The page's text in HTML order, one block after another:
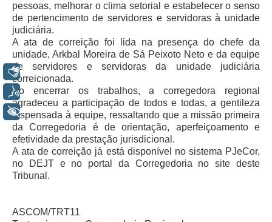
Fale com a Comunicação
Logomarca
Jurisprudência
Consulta Jurisprudencial
Falcão - Busca por Jurisprudência
Pangea - precedentes qualificados
Súmulas
Precedentes e Ações Coletivas
Centro de Inteligência
Assédio Eleitoral
pessoas, melhorar o clima setorial e estabelecer o senso
de pertencimento de servidores e servidoras à unidade
judiciária.
A ata de correição foi lida na presença do chefe da
unidade, Arkbal Moreira de Sá Peixoto Neto e da equipe
de servidores e servidoras da unidade judiciária
correicionada.
Ao encerrar os trabalhos, a corregedora regional
agradeceu a participação de todos e todas, a gentileza
dispensada à equipe, ressaltando que a missão primeira
da Corregedoria é de orientação, aperfeiçoamento e
efetividade da prestação jurisdicional.
A ata de correição já está disponível no sistema PJeCor,
no DEJT e no portal da Corregedoria no site deste
Tribunal.
ASCOM/TRT11
Libras
Voz
+ Acessibilidade